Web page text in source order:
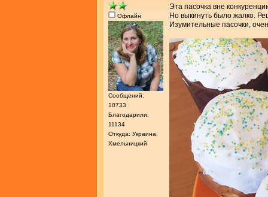
Офлайн
Сообщений:
10733
Благодарили:
11134
Откуда: Украина,
Хмельницкий
Эта пасочка вне
Но выкинуть было жалко.
Изумительные пасочки,